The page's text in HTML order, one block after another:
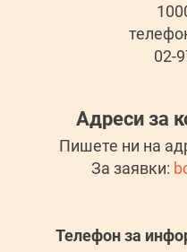
02-
Адреси за
Пишете ни на
За заявки:
Телефон за